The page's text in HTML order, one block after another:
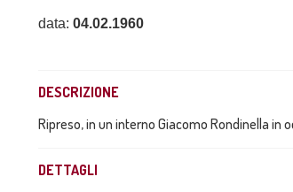
data: 04.02.1960
DESCRIZIONE
Ripreso, in un interno Giacomo Rondinella in
DETTAGLI